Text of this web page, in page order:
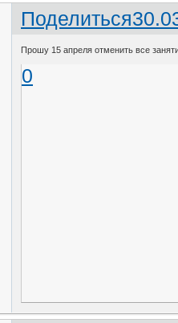
Поделиться
Прошу 15 апреля отменить все
0